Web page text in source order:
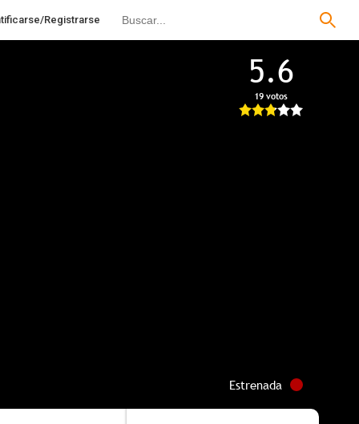
Registrarse
5.6
19 votos
Estrenada